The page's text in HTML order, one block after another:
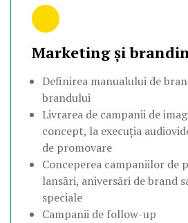
Marketing și
Definirea manualului de
brandului
Livrarea de campanii de
concept, la execuția
de promovare
Conceperea campaniilor de
lansări, aniversări de brand
speciale
Campanii de follow-up